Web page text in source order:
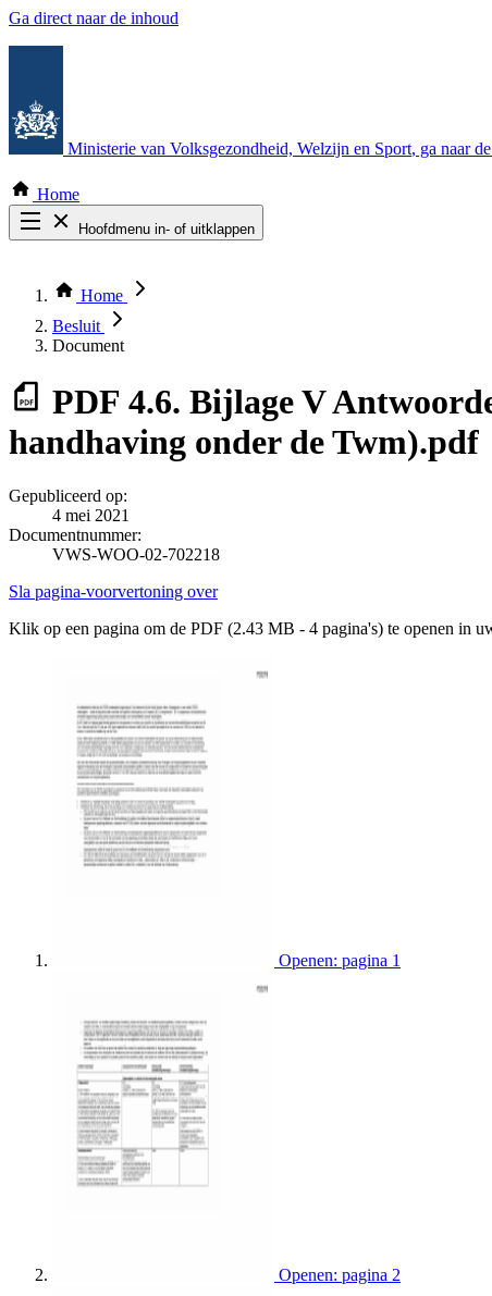
Ga direct naar de inhoud
Ministerie van Volksgezondheid, Welzijn en Sport, ga naar
Home
Hoofdmenu in- of uitklappen
Thema COVID-19
Bekijk per bestuursorgaan
Home
Besluit
Document
PDF 4.6. Bijlage V
handhaving onder de Twm).pdf
Gepubliceerd op:
4 mei 2021
Documentnummer:
VWS-WOO-02-702218
Sla pagina-voorvertoning over
Klik op een pagina om de PDF (2.43 MB - 4 pagina's) te openen in
Openen: pagina 1
Openen: pagina 2